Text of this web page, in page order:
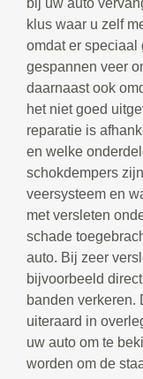
bij uw auto
klus waar u zelf
omdat er speciaal
gespannen veer
daarnaast ook
het niet goed
reparatie is
en welke
schokdempers
veersysteem en
met versleten
schade
auto. Bij zeer
bijvoorbeeld
banden verkeren.
uiteraard in
uw auto om te
worden om de